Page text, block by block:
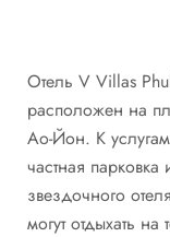
Отель V Villas
расположен на
Ао-Йон. К
частная
звездочного
могут отдыхать